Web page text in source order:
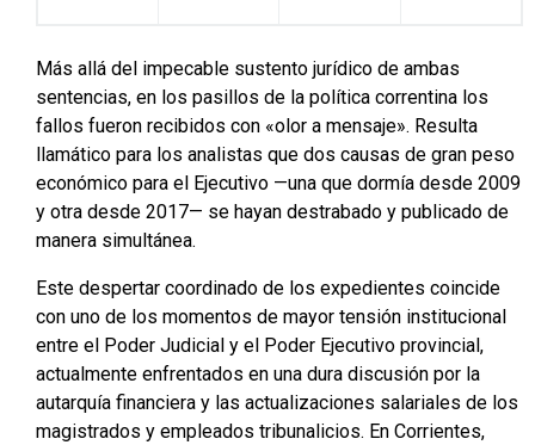
Más allá del impecable sustento jurídico de ambas
sentencias, en los pasillos de la política correntina los
fallos fueron recibidos con «olor a mensaje». Resulta
llamático para los analistas que dos causas de gran peso
económico para el Ejecutivo —una que dormía desde 2009
y otra desde 2017— se hayan destrabado y publicado de
manera simultánea.
Este despertar coordinado de los expedientes coincide
con uno de los momentos de mayor tensión institucional
entre el Poder Judicial y el Poder Ejecutivo provincial,
actualmente enfrentados en una dura discusión por la
autarquía financiera y las actualizaciones salariales de los
magistrados y empleados tribunalicios. En Corrientes,